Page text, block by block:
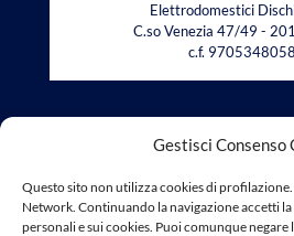
Gestisci Consenso
Questo sito non utilizza cookies di
Network. Continuando la navigazione accetti
personali e sui cookies. Puoi comunque
Elettrodomestici
C.so Venezia 47/49 -
c.f.
CONTATTI
Tel:
Fax: